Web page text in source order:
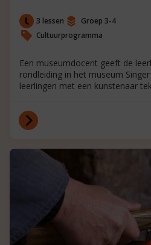
3 lessen
Groep 3-4
Cultuurprogramma
Een museumdocent geeft de
rondleiding in het museum
leerlingen met een kunstenaar